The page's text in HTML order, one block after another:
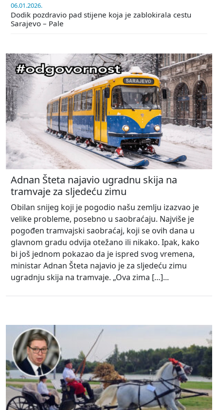
06.01.2026.
Dodik pozdravio pad stijene koja je zablokirala cestu
Sarajevo – Pale
Adnan Šteta najavio ugradnu skija na
tramvaje za sljedeću zimu
Obilan snijeg koji je pogodio našu zemlju izazvao je
velike probleme, posebno u saobraćaju. Najviše je
pogođen tramvajski saobraćaj, koji se ovih dana u
glavnom gradu odvija otežano ili nikako. Ipak, kako
bi još jednom pokazao da je ispred svog vremena,
ministar Adnan Šteta najavio je za sljedeću zimu
ugradnju skija na tramvaje. „Ova zima […]...